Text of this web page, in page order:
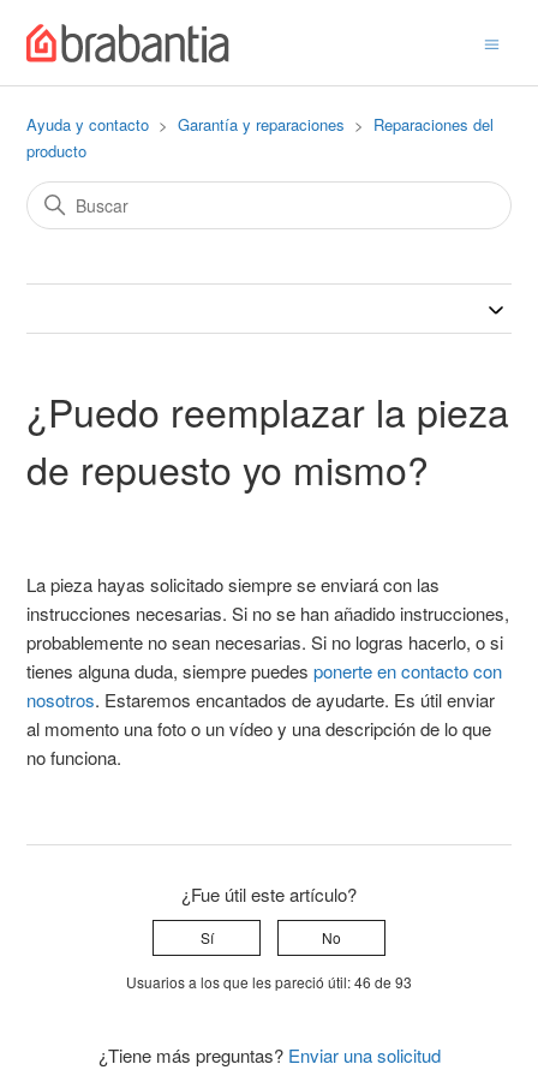
Ayuda y contacto Garantía y reparaciones
Reparaciones del
producto
¿Puedo reemplazar la pieza
de repuesto yo mismo?
La pieza hayas solicitado siempre se enviará con las
instrucciones necesarias. Si no se han añadido instrucciones,
probablemente no sean necesarias. Si no logras hacerlo, o si
tienes alguna duda, siempre puedesponerte en contacto con
nosotros. Estaremos encantados de ayudarte. Es útil enviar
al momento una foto o un vídeo y una descripción de lo que
no funciona.
¿Fue útil este artículo?
Sí No
Usuarios a los que les pareció útil: 46 de 93
¿Tiene más preguntas? Enviar una solicitud